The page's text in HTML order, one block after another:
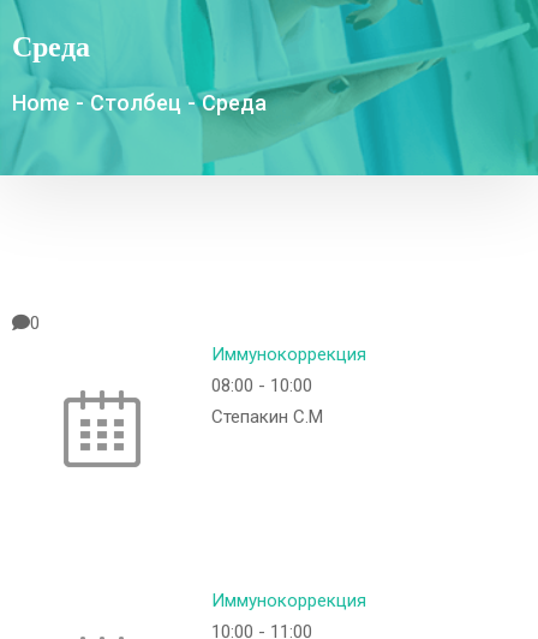
Среда
Home - Столбец - Среда
0
Иммунокоррекция
08:00 - 10:00
Степакин С.М
Иммунокоррекция
10:00 - 11:00